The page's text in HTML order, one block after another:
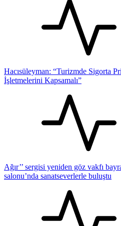
Hacısüleyman: “Turizmde Sigorta
İşletmelerini Kapsamalı”
Ağır’’ sergisi yeniden göz vakfı
salonu’nda sanatseverlerle buluştu